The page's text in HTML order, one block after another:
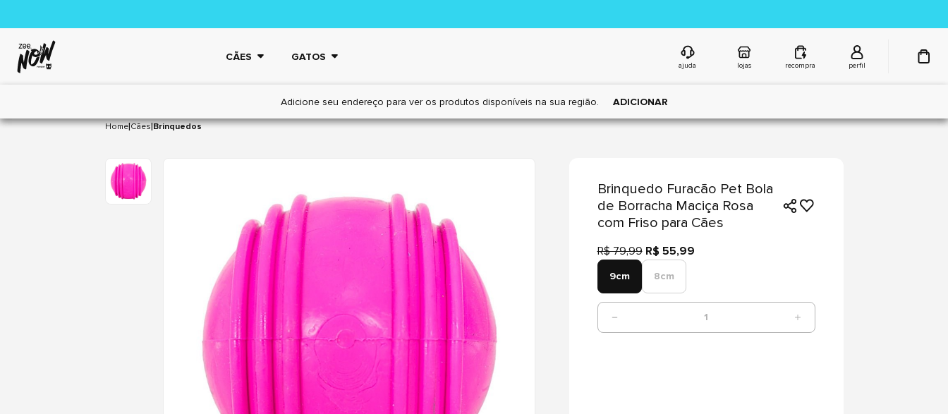
CÃES GATOS
ajuda lojas recompra perfil
Adicione seu endereço para ver os produtos disponíveis na sua região. ADICIONAR
Home|Cães|Brinquedos
Brinquedo Furacão Pet Bola
de Borracha Maciça Rosa
com Friso para Cães
R$ 79,99 R$ 55,99
9cm 8cm
1